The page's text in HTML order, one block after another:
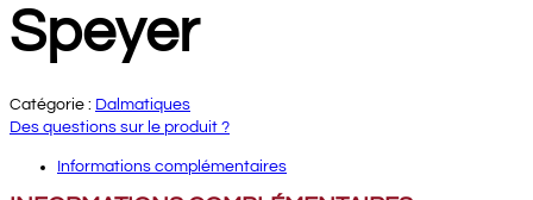
Speyer
Catégorie : Dalmatiques
Des questions sur le produit ?
Informations complémentaires